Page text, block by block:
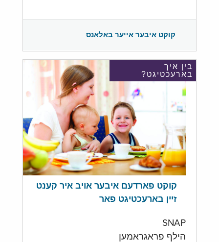
קוקט איבער אייער באלאנס
בין איך
בארעכטיגט?
קוקט פארדעם איבער אויב איר קענט
זיין בארעכטיגט פאר
SNAP
הילף פראגראמען